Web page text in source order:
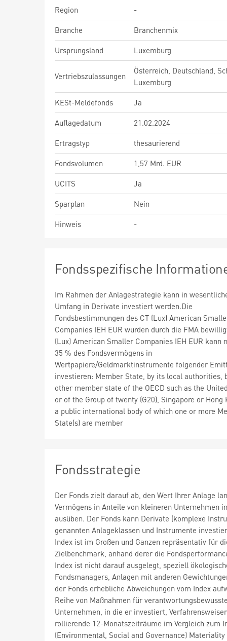
Region
-
Branche
Branchenmix
Ursprungsland
Luxemburg
Vertriebszulassungen
Österreich, Deutschland,
Luxemburg
KESt-Meldefonds
Ja
Auflagedatum
21.02.2024
Ertragstyp
thesaurierend
Fondsvolumen
1,57 Mrd. EUR
UCITS
Ja
Sparplan
Nein
Hinweis
-
Fondsspezifische
Im Rahmen der Anlagestrategie kann in
Umfang in Derivate investiert werden.Die
Fondsbestimmungen des CT (Lux) American
Companies IEH EUR wurden durch die FMA
(Lux) American Smaller Companies IEH EUR kann
35 % des Fondsvermögens in
Wertpapiere/Geldmarktinstrumente folgender
investieren: Member State, by its local authorities,
other member state of the OECD such as the
or of the Group of twenty (G20), Singapore or Hong
a public international body of which one or more
State(s) are member
Fondsstrategie
Der Fonds zielt darauf ab, den Wert Ihrer Anlage
Vermögens in Anteile von kleineren Unternehmen
ausüben. Der Fonds kann Derivate (komplexe
genannten Anlageklassen und Instrumente
Index ist im Großen und Ganzen repräsentativ für
Zielbenchmark, anhand derer die
Index ist nicht darauf ausgelegt, speziell
Fondsmanagers, Anlagen mit anderen
der Fonds erhebliche Abweichungen vom Index
Reihe von Maßnahmen für
Unternehmen, in die er investiert,
rollierende 12-Monatszeiträume im Vergleich zum
(Environmental, Social and Governance)